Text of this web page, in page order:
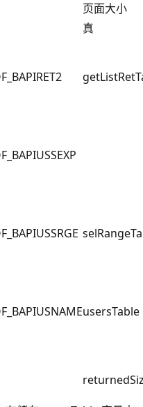
页面大小
真
usersTable